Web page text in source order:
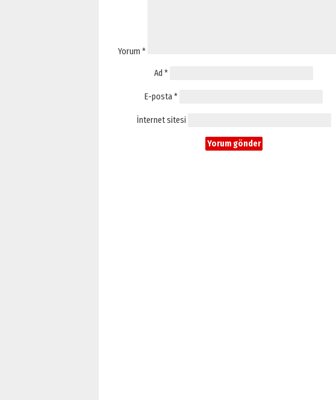
Yorum *
Ad *
E-posta*
İnternet sitesi